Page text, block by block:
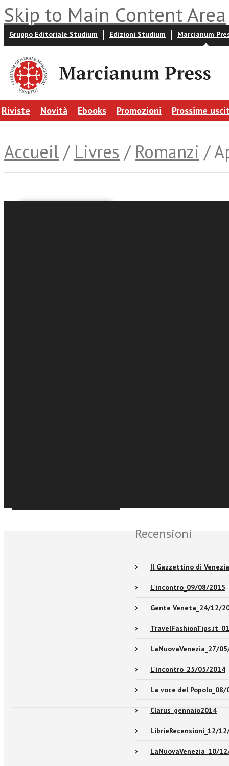
Skip to Main Content Area
Gruppo Editoriale Studium Edizioni Studium Marcianum
Riviste Novità Ebooks Promozioni Prossime
Accueil / Livres / Romanzi /
Recensioni
Il Gazzettino di
L'incontro_09/08/2015
Gente Veneta_24/12/
LaNuovaVenezia_27/
L'incontro_25/05/2014
La voce del
Clarus_gennaio2014
LibrieRecensioni_12/
LaNuovaVenezia_10/